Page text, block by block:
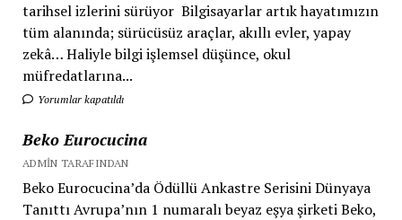
tarihsel izlerini sürüyor Bilgisayarlar artık hayatımızın
tüm alanında; sürücüsüz araçlar, akıllı evler, yapay
zekâ… Haliyle bilgi işlemsel düşünce, okul
müfredatlarına...
Yorumlar kapatıldı
Beko Eurocucina
ADMIN TARAFINDAN
Beko Eurocucina’da Ödüllü Ankastre Serisini Dünyaya
Tanıttı Avrupa’nın 1 numaralı beyaz eşya şirketi Beko,